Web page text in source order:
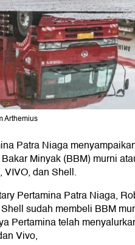
Arthemius
Patra Niaga
Minyak (BBM) murni
VIVO, dan Shell.
Pertamina Patra Niaga,
sudah membeli BBM
Pertamina telah
Vivo,